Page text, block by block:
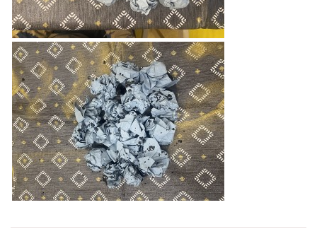
VÝTVARNÉ AKTIVITY - PODZIM
VÝTVARNÉ AKTIVITY - ZIMA
CHARAKTERISTIKA ROČNÍCH OBDOBÍ
HÁDANKY K TÉMATU JARO, LÉTO, PODZIM,ZIMA
PÍSNĚ K TÉMATU JARO